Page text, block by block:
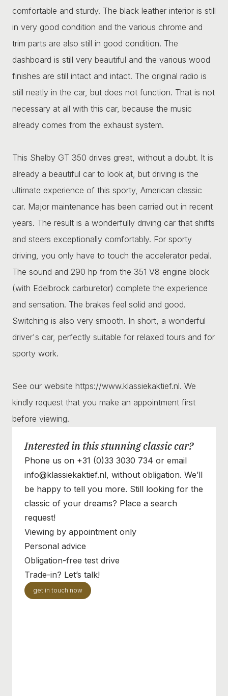
comfortable and sturdy. The black leather interior is still
in very good condition and the various chrome and
trim parts are also still in good condition. The
dashboard is still very beautiful and the various wood
finishes are still intact and intact. The original radio is
still neatly in the car, but does not function. That is not
necessary at all with this car, because the music
already comes from the exhaust system.
This Shelby GT 350 drives great, without a doubt. It is
already a beautiful car to look at, but driving is the
ultimate experience of this sporty, American classic
car. Major maintenance has been carried out in recent
years. The result is a wonderfully driving car that shifts
and steers exceptionally comfortably. For sporty
driving, you only have to touch the accelerator pedal.
The sound and 290 hp from the 351 V8 engine block
(with Edelbrock carburetor) complete the experience
and sensation. The brakes feel solid and good.
Switching is also very smooth. In short, a wonderful
driver's car, perfectly suitable for relaxed tours and for
sporty work.
See our website https://www.klassiekaktief.nl. We
kindly request that you make an appointment first
before viewing.
Interested in this stunning classic car?
Phone us on +31 (0)33 3030 734 or email
info@klassiekaktief.nl, without obligation. We’ll
be happy to tell you more. Still looking for the
classic of your dreams? Place a search
request!
Viewing by appointment only
Personal advice
Obligation-free test drive
Trade-in? Let’s talk!
get in touch now